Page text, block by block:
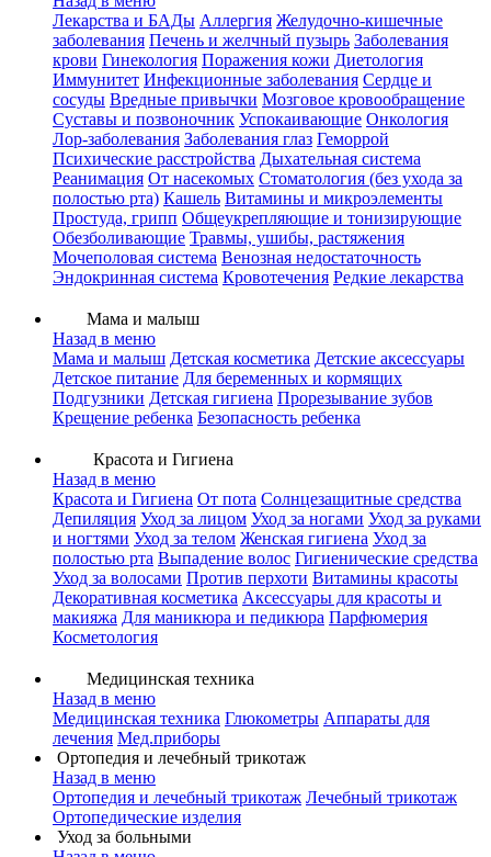
Лекарства и БАДы Аллергия Желудочно-кишечные
заболевания Печень и желчный пузырь Заболевания
крови Гинекология Поражения кожи Диетология
Иммунитет Инфекционные заболевания Сердце и
сосуды Вредные привычки Мозговое кровообращение
Суставы и позвоночник Успокаивающие Онкология
Лор-заболевания Заболевания глаз Геморрой
Психические расстройства Дыхательная система
Реанимация От насекомых Стоматология (без ухода за
полостью рта) Кашель Витамины и микроэлементы
Простуда, грипп Общеукрепляющие и тонизирующие
Обезболивающие Травмы, ушибы, растяжения
Мочеполовая система Венозная недостаточность
Эндокринная система Кровотечения Редкие лекарства
Мама и малыш
Назад в меню
Мама и малыш Детская косметика Детские аксессуары
Детское питание Для беременных и кормящих
Подгузники Детская гигиена Прорезывание зубов
Крещение ребенка Безопасность ребенка
Красота и Гигиена
Назад в меню
Красота и Гигиена От пота Солнцезащитные средства
Депиляция Уход за лицом Уход за ногами Уход за руками
и ногтями Уход за телом Женская гигиена Уход за
полостью рта Выпадение волос Гигиенические средства
Уход за волосами Против перхоти Витамины красоты
Декоративная косметика Аксессуары для красоты и
макияжа Для маникюра и педикюра Парфюмерия
Косметология
Медицинская техника
Назад в меню
Медицинская техника Глюкометры Аппараты для
лечения Мед.приборы
Ортопедия и лечебный трикотаж
Назад в меню
Ортопедия и лечебный трикотаж Лечебный трикотаж
Ортопедические изделия
Уход за больными